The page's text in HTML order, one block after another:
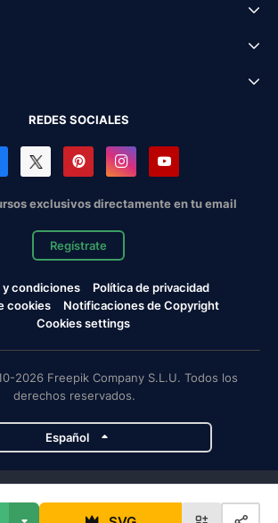
REDES SOCIALES
exclusivos directamente en tu email
Regístrate
y condiciones
Política de privacidad
cookies
Notificaciones de Copyright
Cookies settings
2026 Freepik Company S.L.U. Todos los
derechos reservados.
Español